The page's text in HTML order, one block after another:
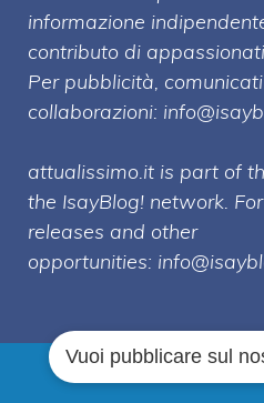
informazione
contributo di
Per pubblicità,
collaborazioni:
attualissimo.it is part of
the IsayBlog! network.
releases and other
opportunities:
Attualissimo.it ©
Vuoi pubblicare sul